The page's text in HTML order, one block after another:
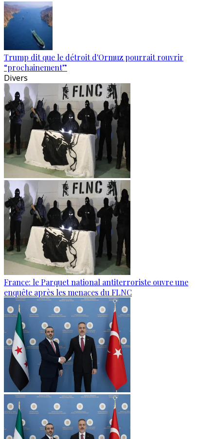
Trump dit que le détroit d'Ormuz pourrait rouvrir
“prochainement”
Divers
France: le Parquet national antiterroriste ouvre une
enquête après les menaces du FLNC